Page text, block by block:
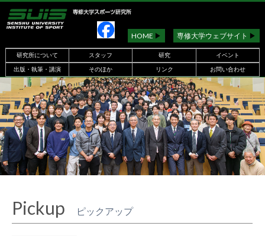
HOME ▶︎ 専修大学ウェブサイト ▶︎
研究所について スタッフ 研究
イベント
出版・執筆・講演
そのほか リンク お問い合わせ
Pickup ピックアップ